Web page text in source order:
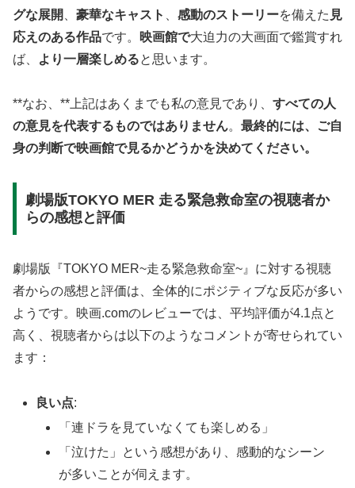
グな展開
豪華なキャスト 感動のストーリーを備えた 見
応えのある作品です。 映画館で大迫力の大画面で鑑賞すれ
ば、
より一層楽しめると思います。
**なお、**上記はあくまでも私の意見であり、 すべての人
の意見を代表するものではありません。 最終的には、ご自
身の判断で映画館で見るかどうかを決めてください。
劇場版TOKYO MER 走る緊急救命室の視聴者か
らの感想と評価
劇場版『TOKYO MER~走る緊急救命室~』に対する視聴
者からの感想と評価は、全体的にポジティブな反応が多い
ようです。映画.comのレビューでは、平均評価が4.1点と
高く、視聴者からは以下のようなコメントが寄せられてい
ます：
良い点:
「連ドラを見ていなくても楽しめる」
「泣けた」という感想があり、感動的なシーン
が多いことが伺えます。